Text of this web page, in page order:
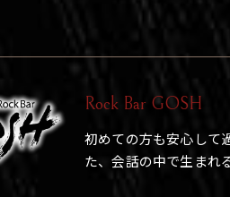
Rock Bar GOSH
初めての方も安心して
た、会話の中で生まれ